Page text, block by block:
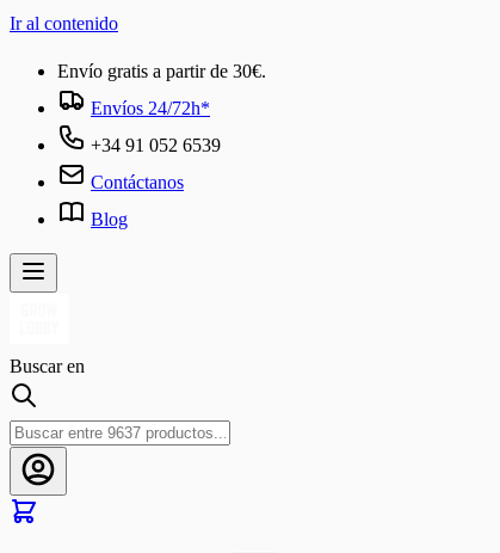
Ir al contenido
Envío gratis a partir de 30€.
Envíos 24/72h*
+34 91 052 6539
Contáctanos
Blog
Buscar en